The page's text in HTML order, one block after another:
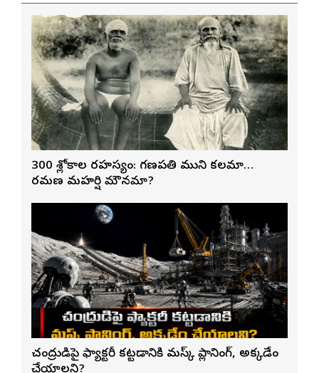
300 శ్లోకాల రహస్యం: గణపతి ముని కలమా…
రమణ మహర్షి మౌనమా?
చంద్రుడిపై ఫ్యాక్టరీ కట్టడానికి మస్క్ ప్లానింగ్, అక్కడేం
చేయాలని?